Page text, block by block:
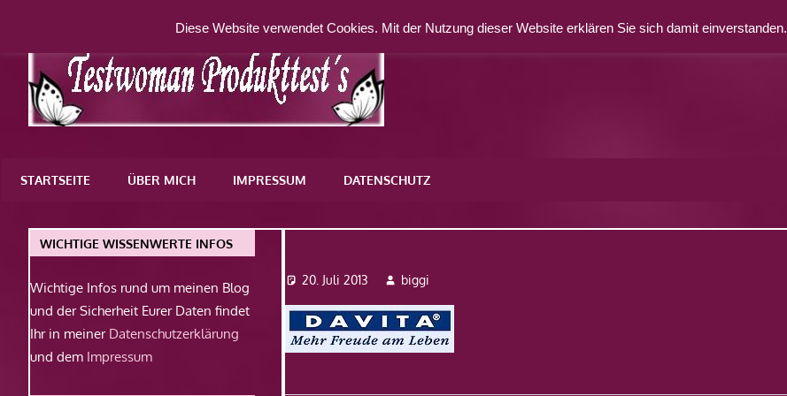
springen
WordPress-
STARTSEITE ÜBER MICH IMPRESSUM DATENSCHUTZ
20. Juli 2013 biggi
WICHTIGE WISSENWERTE INFOS
Wichtige Infos rund um meinen Blog
und der Sicherheit Eurer Daten findet
Ihr in meiner Datenschutzerklärung
und dem Impressum
Diese Website verwendet Cookies. Mit der Nutzung dieser Website erklären Sie sich damit einverstanden.